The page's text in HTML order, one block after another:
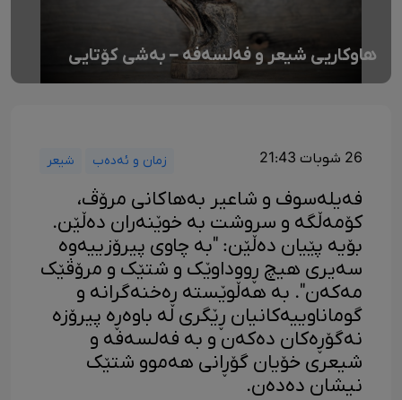
هاوکاریی شیعر و فەلسەفە – بەشی کۆتایی
26 شوبات 21:43 زمان و ئەدەب شیعر
فەیلەسوف و شاعیر بەهاکانی مرۆڤ،
کۆمەڵگە و سروشت بە خوێنەران دەڵێن.
بۆیە پێیان دەڵێن: "بە چاوی پیرۆزییەوە
سەیری هیچ ڕووداوێک و شتێک و مرۆڤێک
مەکەن". بە هەڵوێستە ڕەخنەگرانە و
گوماناوییەکانیان ڕێگری لە باوەڕە پیرۆزە
نەگۆڕەکان دەکەن و بە فەلسەفە و
شیعری خۆیان گۆڕانی هەموو شتێک
نیشان دەدەن.